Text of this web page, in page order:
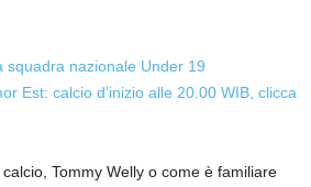
squadra nazionale Under 19
Est: calcio d’inizio alle 20.00 WIB, clicca
Tommy Welly o come è familiare